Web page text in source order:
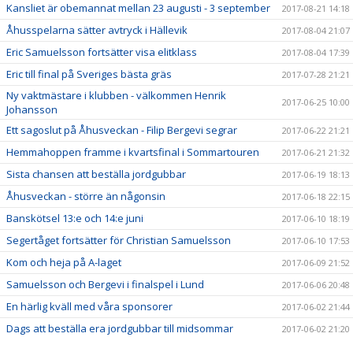
Kansliet är obemannat mellan 23 augusti - 3 september 2017-08-21 14:18
Åhusspelarna sätter avtryck i Hällevik 2017-08-04 21:07
Eric Samuelsson fortsätter visa elitklass 2017-08-04 17:39
Eric till final på Sveriges bästa gräs 2017-07-28 21:21
Ny vaktmästare i klubben - välkommen Henrik
Johansson
2017-06-25 10:00
Ett sagoslut på Åhusveckan - Filip Bergevi segrar 2017-06-22 21:21
Hemmahoppen framme i kvartsfinal i Sommartouren 2017-06-21 21:32
Sista chansen att beställa jordgubbar 2017-06-19 18:13
Åhusveckan - större än någonsin 2017-06-18 22:15
Banskötsel 13:e och 14:e juni 2017-06-10 18:19
Segertåget fortsätter för Christian Samuelsson 2017-06-10 17:53
Kom och heja på A-laget 2017-06-09 21:52
Samuelsson och Bergevi i finalspel i Lund 2017-06-06 20:48
En härlig kväll med våra sponsorer 2017-06-02 21:44
Dags att beställa era jordgubbar till midsommar 2017-06-02 21:20